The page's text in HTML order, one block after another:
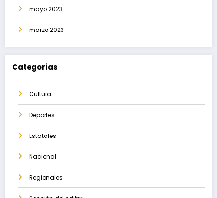
mayo 2023
marzo 2023
Categorías
Cultura
Deportes
Estatales
Nacional
Regionales